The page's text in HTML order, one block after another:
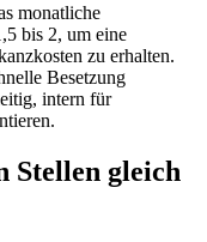
monatliche
bis 2, um eine
zu erhalten.
Besetzung
intern für
Stellen gleich